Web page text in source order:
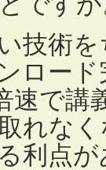
技術
ロード
速で講
れな
利点